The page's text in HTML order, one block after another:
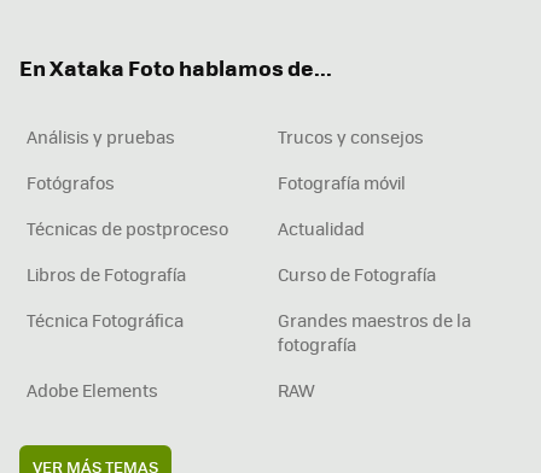
En Xataka Foto hablamos de...
Análisis y pruebas
Trucos y consejos
Fotógrafos
Fotografía móvil
Técnicas de postproceso
Actualidad
Libros de Fotografía
Curso de Fotografía
Técnica Fotográfica
Grandes maestros de la
fotografía
Adobe Elements
RAW
VER MÁS TEMAS